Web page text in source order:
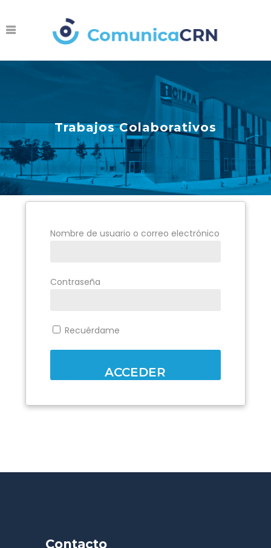
Trabajos Colaborativos
Nombre de usuario o correo electrónico
Contraseña
Recuérdame
Contacto